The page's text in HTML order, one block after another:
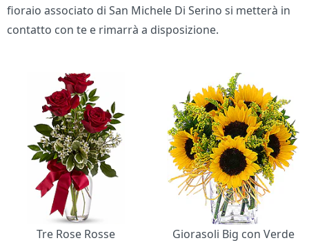
fioraio associato di San Michele Di Serino si metterà in
contatto con te e rimarrà a disposizione.
Bouquet di fiori
Tre Rose Rosse
Giorasoli Big con Verde